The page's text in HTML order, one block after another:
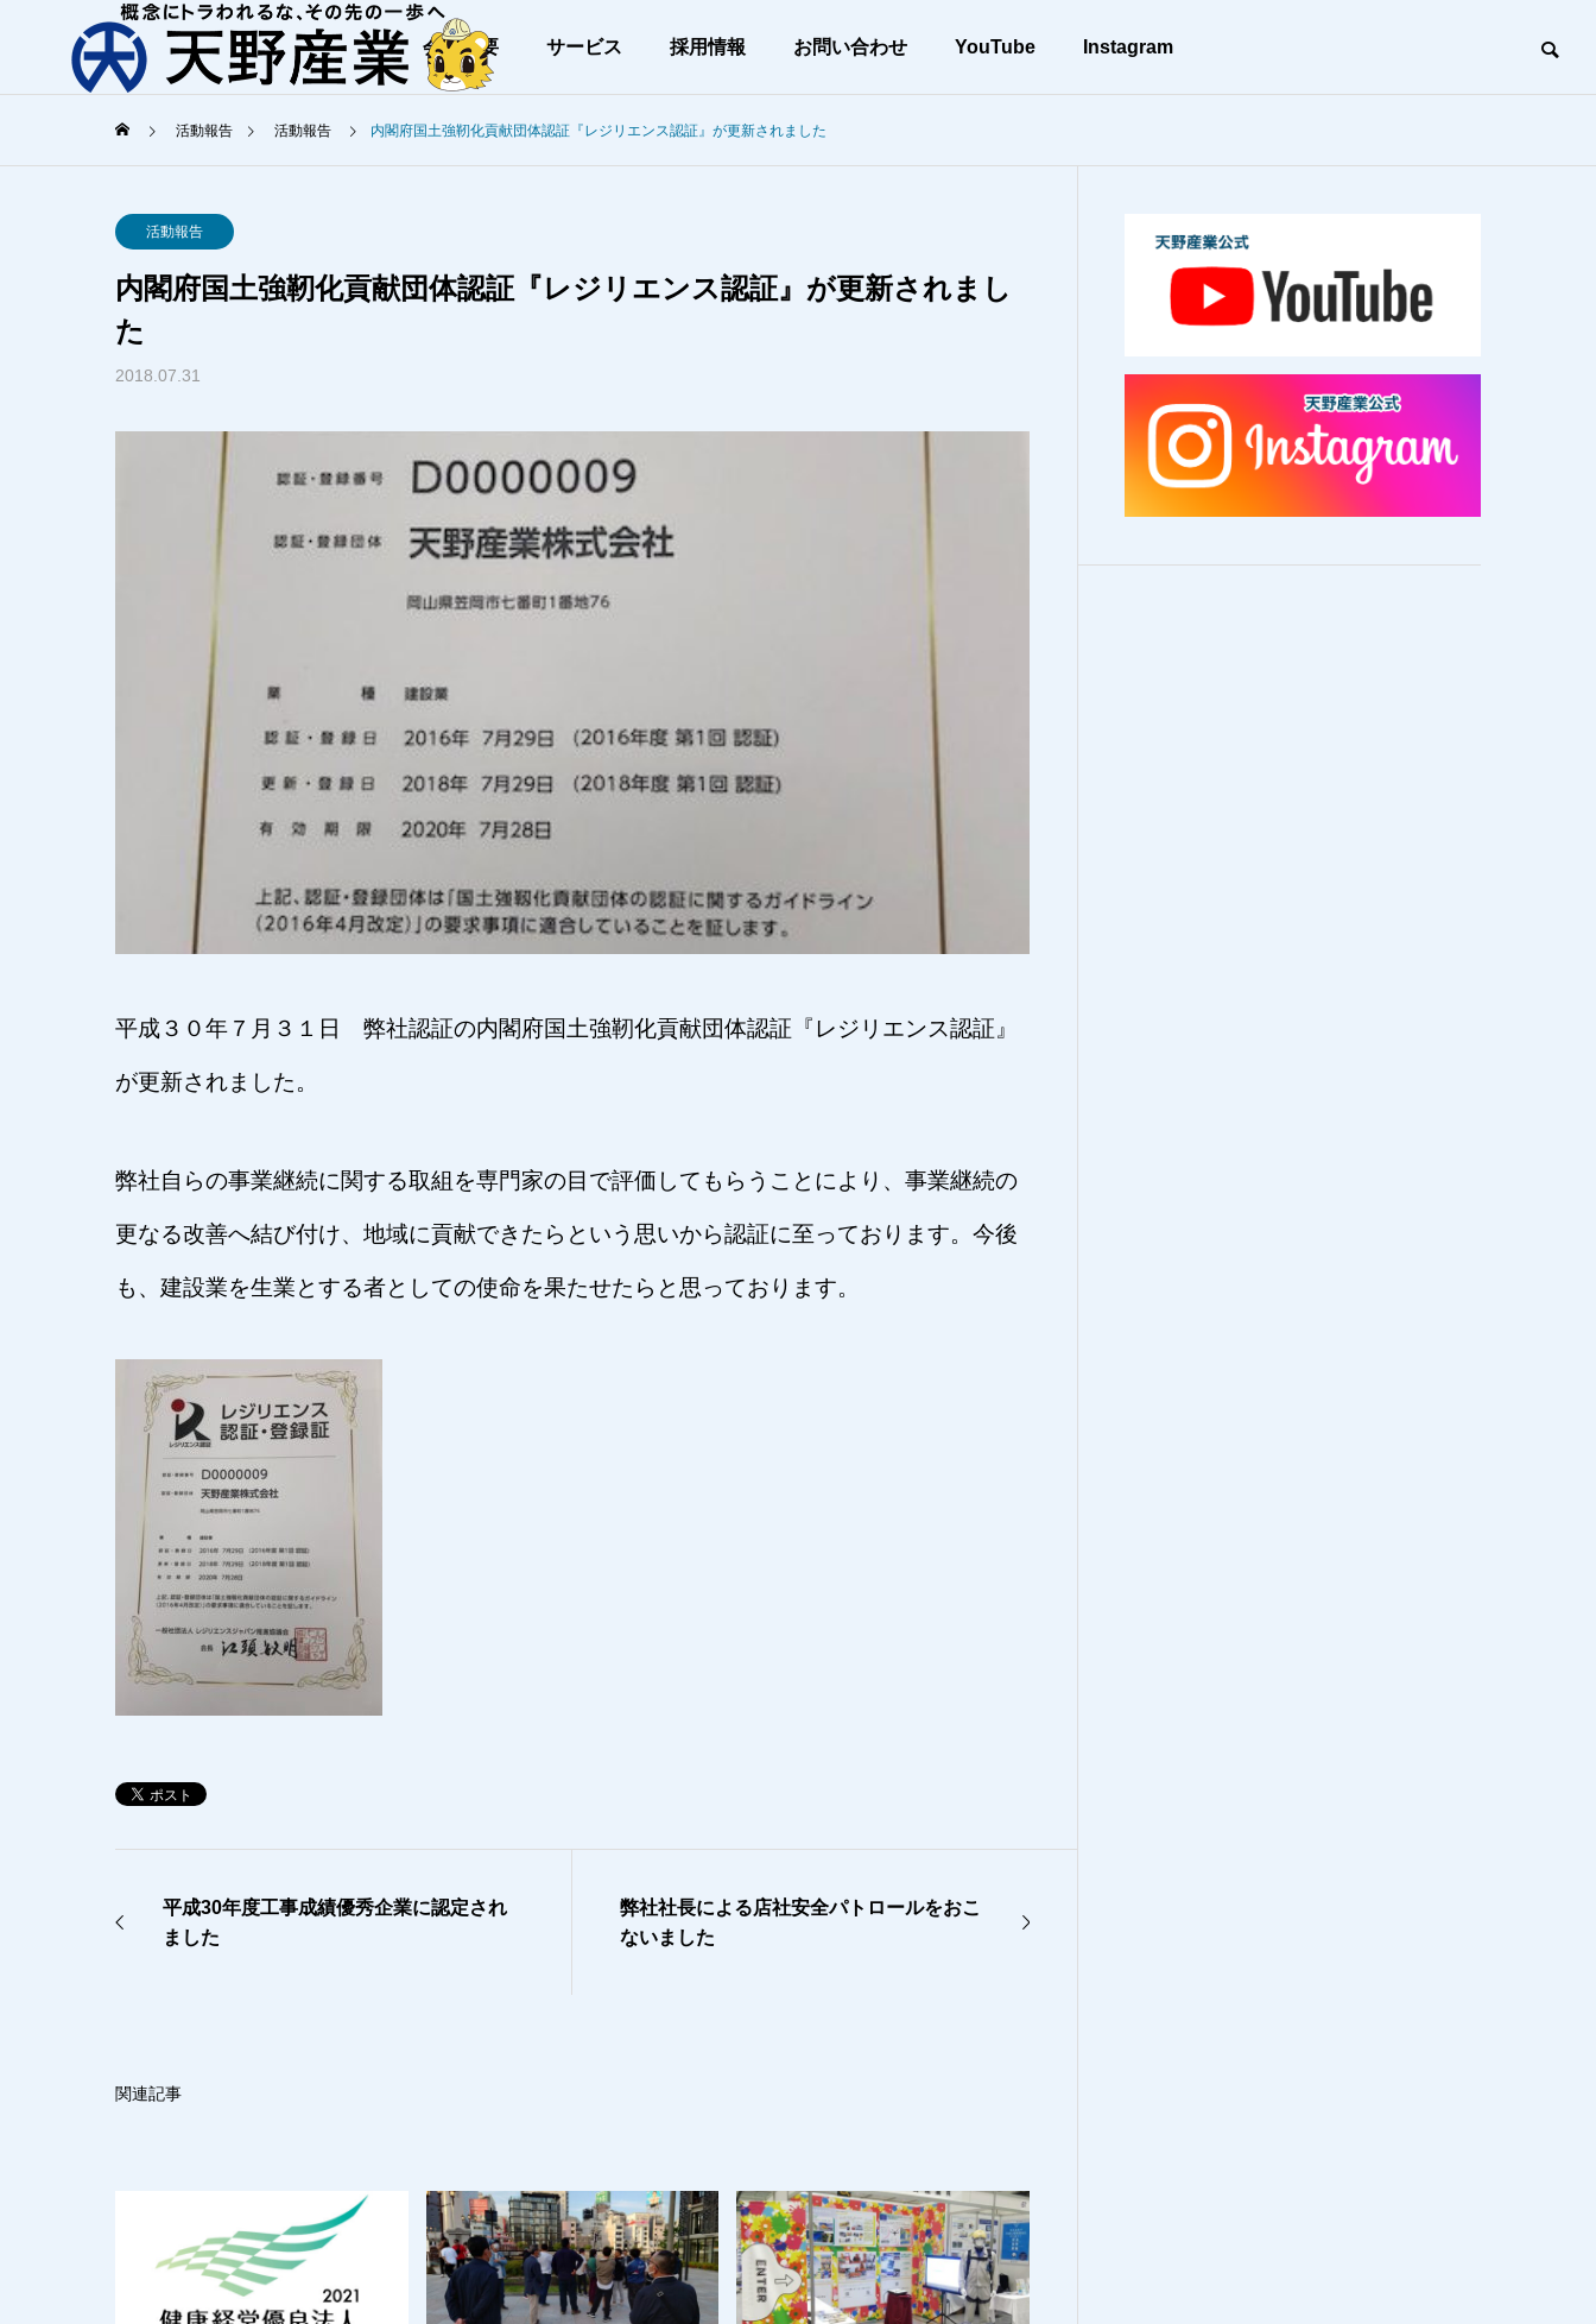
会社概要 サービス 採用情報 お問い合わせ YouTube Instagram
COMPANY
会社概要
沿革
Office Tour CSR
BC（事業継続）活動
BC
SERVICE
事業内容
港湾工事
建築工事
未来の形を創る、建築のプロフェッ
活動報告 活動報告 内閣府国土強靭化貢献団体認証『レジリエンス認証』が更新されました
活動報告
内閣府国土強靭化貢献団体認証『レジリエンス認証』が更新されまし
た
2018.07.31
平成３０年７月３１日 弊社認証の内閣府国土強靭化貢献団体認証『レジリエンス認証』
が更新されました。
弊社自らの事業継続に関する取組を専門家の目で評価してもらうことにより、事業継続の
更なる改善へ結び付け、地域に貢献できたらという思いから認証に至っております。今後
も、建設業を生業とする者としての使命を果たせたらと思っております。
平成30年度工事成績優秀企業に認定され
ました
弊社社長による店社安全パトロールをおこ
ないました
関連記事